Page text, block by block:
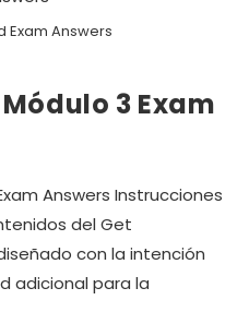
Exam Answers
3 Exam
Answers Instrucciones
del Get
con la intención
adicional para la